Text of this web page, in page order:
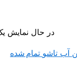
در حال نمایش
تمام شده